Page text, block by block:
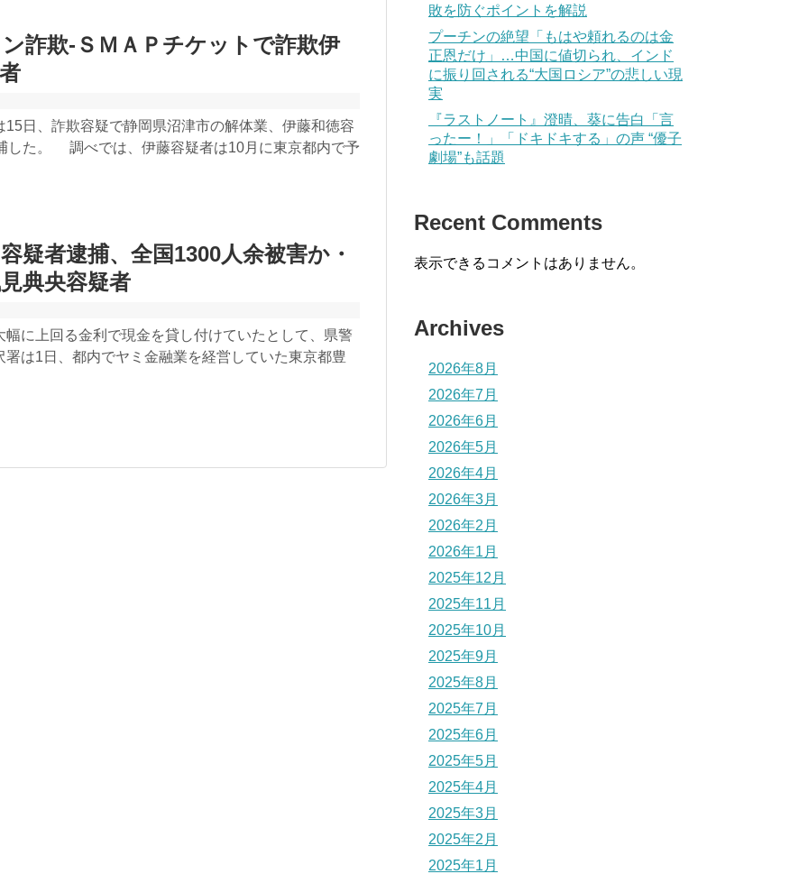
詐欺-ＳＭＡＰチケットで詐欺伊
15日、詐欺容疑で静岡県沼津市の解体業、伊藤和徳容
した。 調べでは、伊藤容疑者は10月に東京都内で予
疑者逮捕、全国1300人余被害か・
典央容疑者
幅に上回る金利で現金を貸し付けていたとして、県警
署は1日、都内でヤミ金融業を経営していた東京都豊
敗を防ぐポイントを解説
プーチンの絶望「もはや頼れるのは金
正恩だけ」…中国に値切られ、インド
に振り回される“大国ロシア”の悲しい現
実
『ラストノート』澄晴、葵に告白「言
ったー！」「ドキドキする」の声 “優子
劇場”も話題
Recent Comments
表示できるコメントはありません。
Archives
2026年8月
2026年7月
2026年6月
2026年5月
2026年4月
2026年3月
2026年2月
2026年1月
2025年12月
2025年11月
2025年10月
2025年9月
2025年8月
2025年7月
2025年6月
2025年5月
2025年4月
2025年3月
2025年2月
2025年1月